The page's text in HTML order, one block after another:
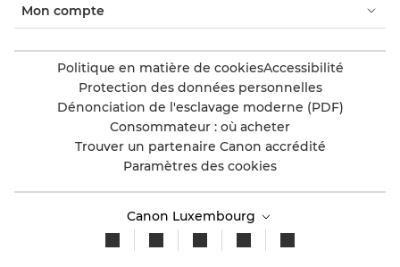
Mon compte
Politique en matière de cookiesAccessibilité
Protection des données personnelles
Dénonciation de l'esclavage moderne (PDF)
Consommateur : où acheter
Trouver un partenaire Canon accrédité
Paramètres des cookies
Canon Luxembourg